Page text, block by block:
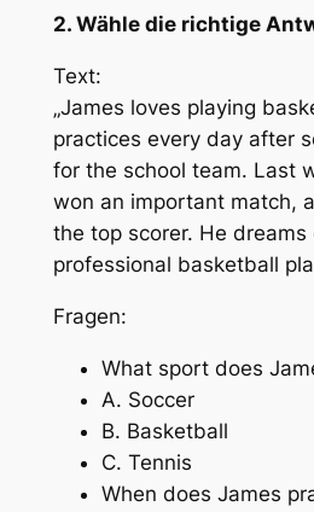
2. Wähle die richtige
Text:
„James loves playing
practices every day after
for the school team. Last
won an important match,
the top scorer. He dreams
professional basketball
Fragen:
What sport does
A. Soccer
B. Basketball
C. Tennis
When does James